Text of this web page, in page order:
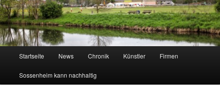
Startseite News Chronik Künstler Firmen
Sossenheim kann nachhaltig